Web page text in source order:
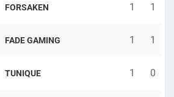
FORSAKEN 1 1
FADE GAMING 1 1
TUNIQUE 1 0